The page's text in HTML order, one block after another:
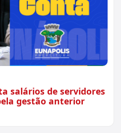
salários de servidores
gestão anterior